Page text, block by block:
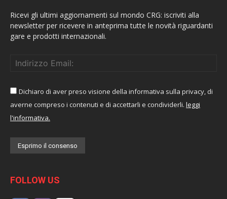
Ricevi gli ultimi aggiornamenti sul mondo CRG: iscriviti alla
newsletter per ricevere in anteprima tutte le novità riguardanti
gare e prodotti internazionali.
Dichiaro di aver preso visione della informativa sulla privacy, di
averne compreso i contenuti e di accettarli e condividerli. leggi
l'informativa.
FOLLOW US